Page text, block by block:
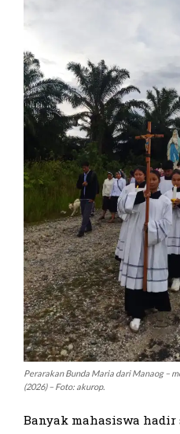
Perarakan Bunda Maria dari Manaog –
(2026) – Foto: akurop.
Banyak mahasiswa